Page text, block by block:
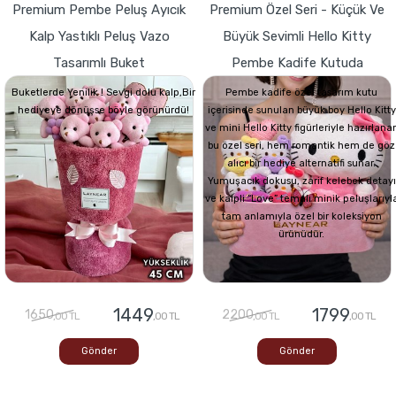
Premium Pembe Peluş Ayıcık
Kalp Yastıklı Peluş Vazo
Tasarımlı Buket
Buketlerde Yenilik ! Sevgi dolu kalp,Bir
hediyeye dönüşse böyle görünürdü!
1650,00 TL 1449,00 TL
Gönder
Premium Özel Seri - Küçük Ve
Büyük Sevimli Hello Kitty
Pembe Kadife Kutuda
Pembe kadife özel tasarım kutu
içerisinde sunulan büyük boy Hello Kitty
ve mini Hello Kitty figürleriyle
bu özel seri, hem romantik hem de göz
alıcı bir hediye alternatifi sunar.
Yumuşacık dokusu, zarif kelebek detayı
ve kalpli “Love” temalı minik
tam anlamıyla özel bir koleksiyon
ürünüdür.
2200,00 TL 1799,00 TL
Gönder